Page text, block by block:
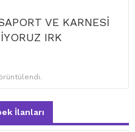
VE KARNESİ
IRK
İlanları